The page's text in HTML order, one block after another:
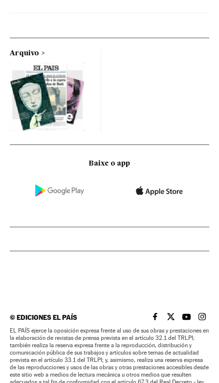
Arquivo
Baixe o app
©EDICIONES EL PAÍS EL PAÍS BRASIL EN
EL PAÍSEL PAÍS
EL
EL PAÍS ejerce la oposición expresa frente al uso de sus obras y prestaciones en
la elaboración de revistas de prensa prevista en el artículo 32.1 del TRLPI;
también realiza la reserva expresa frente a la reproducción, distribución y
comunicación pública de sus trabajos y artículos sobre temas de actualidad
prevista en el artículo 33.1 del TRLPI; y, asimismo, realiza una reserva expresa
de las reproducciones y usos de las obras y otras prestaciones accesibles desde
este sitio web a medios de lectura mecánica u otros medios que resulten